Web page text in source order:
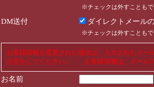
※チェックは外すことも
DM送付 ダイレクトメール
※チェックは外すことも
お客様情報を変更された場合は、入力されたメ
注意をしてください。 お客様情報は、メール
お名前